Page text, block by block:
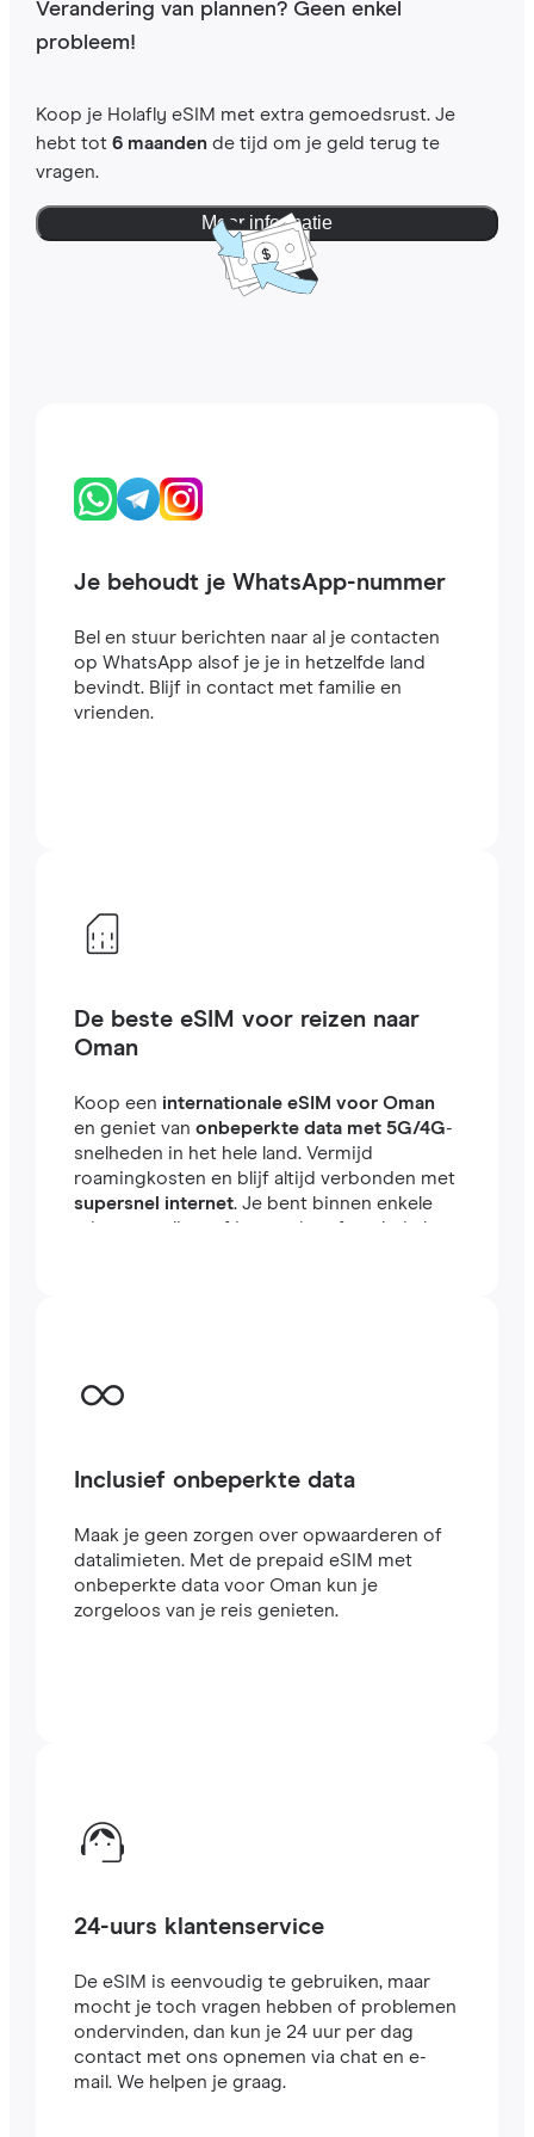
Verandering van plannen? Geen enkel
probleem!
Koop je Holafly eSIM met extra gemoedsrust. Je
hebt tot 6 maandende tijd om je geld terug te
vragen.
Meer informatie
Je behoudt je WhatsApp-nummer
Bel en stuur berichten naar al je contacten
op WhatsApp alsof je je in hetzelfde land
bevindt. Blijf in contact met familie en
vrienden.
De beste eSIM voor reizen naar
Oman
Koop een internationale eSIM voor Oman
en geniet van onbeperkte data met 5G/4G-
snelheden in het hele land. Vermijd
roamingkosten en blijf altijd verbonden met
supersnel internet. Je bent binnen enkele
minuten online, of je nu reist of werkt in het
Inclusief onbeperkte data
Maak je geen zorgen over opwaarderen of
datalimieten. Met de prepaid eSIM met
onbeperkte data voor Oman kun je
zorgeloos van je reis genieten.
24-uurs klantenservice
De eSIM is eenvoudig te gebruiken, maar
mocht je toch vragen hebben of problemen
ondervinden, dan kun je 24 uur per dag
contact met ons opnemen via chat en e-
mail. We helpen je graag.